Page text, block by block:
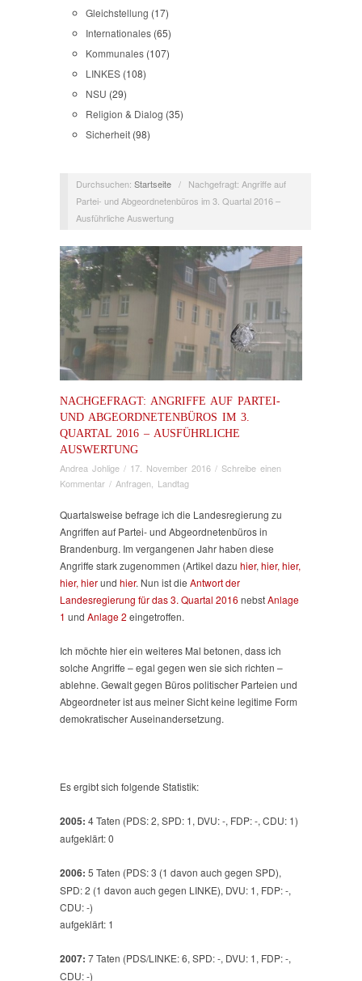
Gleichstellung (17)
Internationales (65)
Kommunales (107)
LINKES (108)
NSU (29)
Religion & Dialog (35)
Sicherheit (98)
Durchsuchen: Startseite /
Nachgefragt: Angriffe auf
Partei- und Abgeordnetenbüros im 3. Quartal 2016 –
Ausführliche Auswertung
NACHGEFRAGT: ANGRIFFE AUF PARTEI-
UND ABGEORDNETENBÜROS IM 3.
QUARTAL 2016 – AUSFÜHRLICHE
AUSWERTUNG
Andrea Johlige / 17. November 2016 / Schreibe einen
Kommentar / Anfragen Landtag
Quartalsweise befrage ich die Landesregierung zu
Angriffen auf Partei- und Abgeordnetenbüros in
Brandenburg. Im vergangenen Jahr haben diese
Angriffe stark zugenommen (Artikel dazu hier, hier, hier,
hier, hierund hier. Nun ist die Antwort der
Landesregierung für das 3. Quartal 2016 nebstAnlage
1 und Anlage 2 eingetroffen.
Ich möchte hier ein weiteres Mal betonen, dass ich
solche Angriffe – egal gegen wen sie sich richten –
ablehne. Gewalt gegen Büros politischer Parteien und
Abgeordneter ist aus meiner Sicht keine legitime Form
demokratischer Auseinandersetzung.
Es ergibt sich folgende Statistik:
2005: 4 Taten (PDS: 2, SPD: 1, DVU: -, FDP: -, CDU: 1)
aufgeklärt: 0
2006: 5 Taten (PDS: 3 (1 davon auch gegen SPD),
SPD: 2 (1 davon auch gegen LINKE), DVU: 1, FDP: -,
CDU: -)
aufgeklärt: 1
2007: 7 Taten (PDS/LINKE: 6, SPD: -, DVU: 1, FDP: -,
CDU: -)